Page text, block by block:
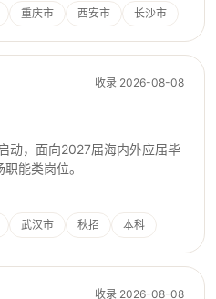
重庆市 西安市 长沙市
收录 2026-08-08
动，面向2027届海内外应届毕
能类岗位。
武汉市 秋招 本科
收录 2026-08-08